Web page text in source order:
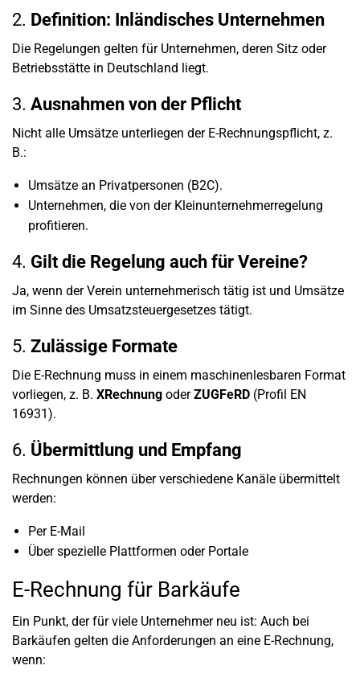
2. Definition: Inländisches Unternehmen
Die Regelungen gelten für Unternehmen, deren Sitz oder
Betriebsstätte in Deutschland liegt.
3. Ausnahmen von der Pflicht
Nicht alle Umsätze unterliegen der E-Rechnungspflicht, z.
B.:
Umsätze an Privatpersonen (B2C).
Unternehmen, die von der Kleinunternehmerregelung
profitieren.
4. Gilt die Regelung auch für Vereine?
Ja, wenn der Verein unternehmerisch tätig ist und Umsätze
im Sinne des Umsatzsteuergesetzes tätigt.
5. Zulässige Formate
Die E-Rechnung muss in einem maschinenlesbaren Format
vorliegen, z. B. XRechnung oderZUGFeRD (Profil EN
16931).
6. Übermittlung und Empfang
Rechnungen können über verschiedene Kanäle übermittelt
werden:
Per E-Mail
Über spezielle Plattformen oder Portale
E-Rechnung für Barkäufe
Ein Punkt, der für viele Unternehmer neu ist: Auch bei
Barkäufen gelten die Anforderungen an eine E-Rechnung,
wenn: